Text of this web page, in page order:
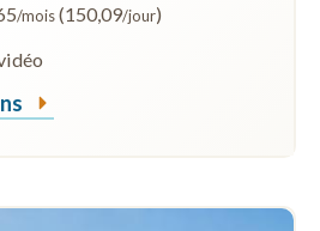
/mois(150,09/jour)